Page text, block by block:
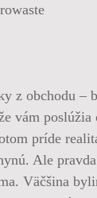
z obchodu –
vám poslúžia
príde
Ale
Väčšina